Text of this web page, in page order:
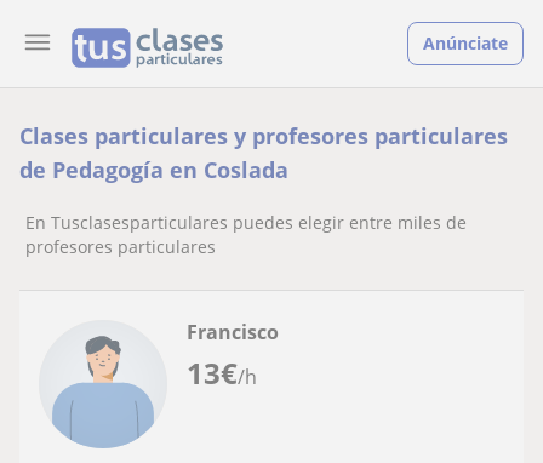
Anúnciate
Clases particulares y profesores particulares
de Pedagogía en Coslada
En Tusclasesparticulares puedes elegir entre miles de
profesores particulares
13€/h
Francisco